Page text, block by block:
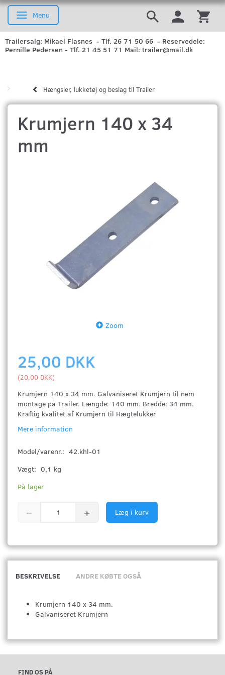
Skifte navigation
Menu
Trailersalg: Mikael Flasnes - Tlf. 26 71 50 66 - Reservedele:
Pernille Pedersen - Tlf. 21 45 51 71 Mail: trailer@mail.dk
Hængsler, lukketøj og beslag til Trailer
Krumjern 140 x 34
mm
Zoom
25,00 DKK
(20,00 DKK)
Krumjern 140 x 34 mm. Galvaniseret Krumjern til nem
montage på Trailer. Længde: 140 mm. Bredde: 34 mm.
Kraftig kvalitet af Krumjern til Hægtelukker
Mere information
Model/varenr.: 42.khl-01
Vægt: 0,1 kg
På lager
Læg i kurv
BESKRIVELSE ANDRE KØBTE OGSÅ
Krumjern 140 x 34 mm.
Galvaniseret Krumjern
FIND OS PÅ